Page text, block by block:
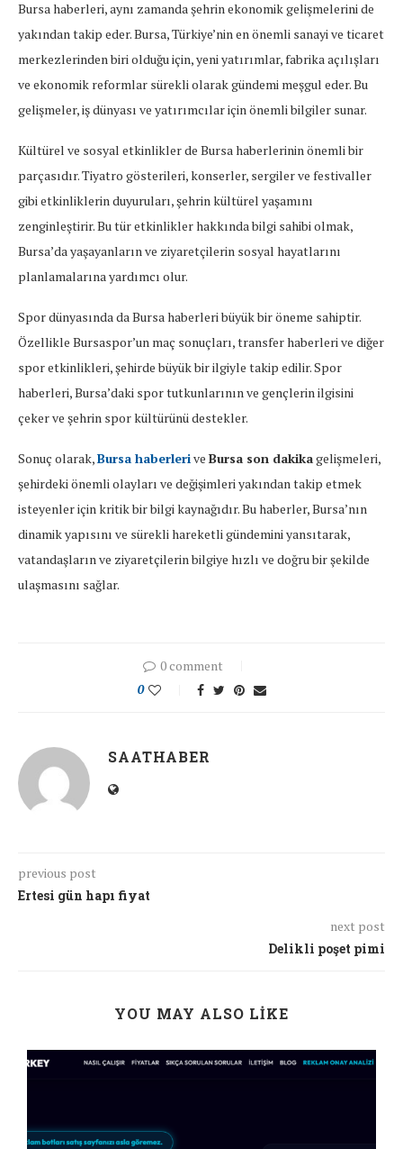
Bursa haberleri, aynı zamanda şehrin ekonomik gelişmelerini de
yakından takip eder. Bursa, Türkiye’nin en önemli sanayi ve ticaret
merkezlerinden biri olduğu için, yeni yatırımlar, fabrika açılışları
ve ekonomik reformlar sürekli olarak gündemi meşgul eder. Bu
gelişmeler, iş dünyası ve yatırımcılar için önemli bilgiler sunar.
Kültürel ve sosyal etkinlikler de Bursa haberlerinin önemli bir
parçasıdır. Tiyatro gösterileri, konserler, sergiler ve festivaller
gibi etkinliklerin duyuruları, şehrin kültürel yaşamını
zenginleştirir. Bu tür etkinlikler hakkında bilgi sahibi olmak,
Bursa’da yaşayanların ve ziyaretçilerin sosyal hayatlarını
planlamalarına yardımcı olur.
Spor dünyasında da Bursa haberleri büyük bir öneme sahiptir.
Özellikle Bursaspor’un maç sonuçları, transfer haberleri ve diğer
spor etkinlikleri, şehirde büyük bir ilgiyle takip edilir. Spor
haberleri, Bursa’daki spor tutkunlarının ve gençlerin ilgisini
çeker ve şehrin spor kültürünü destekler.
Sonuç olarak,Bursa haberlerive Bursa son dakikagelişmeleri,
şehirdeki önemli olayları ve değişimleri yakından takip etmek
isteyenler için kritik bir bilgi kaynağıdır. Bu haberler, Bursa’nın
dinamik yapısını ve sürekli hareketli gündemini yansıtarak,
vatandaşların ve ziyaretçilerin bilgiye hızlı ve doğru bir şekilde
ulaşmasını sağlar.
0 comment
0
SAATHABER
previous post
Ertesi gün hapı fiyat
next post
Delikli poşet pimi
YOU MAY ALSO LIKE